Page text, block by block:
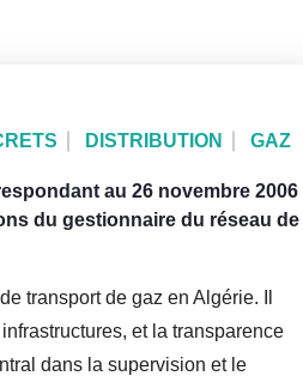
DISTRIBUTION GAZ
au 26 novembre 2006
du gestionnaire du réseau de
transport de gaz en Algérie. Il
et la transparence
dans la supervision et le